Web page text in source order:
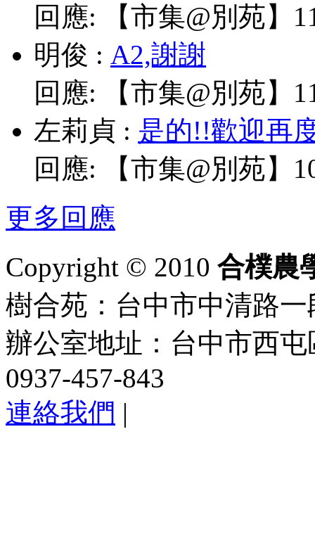
回應:
【市集@別苑】
明俊 : A2,謝謝
回應:
【市集@別苑】
左莉貞 : 是的!!歡迎再
回應:
【市集@別苑】
更多回應
Copyright © 2010 合樸農
樹合苑：台中市中清路一
辦公室地址：台中市西
0937-457-843
連絡我們 |